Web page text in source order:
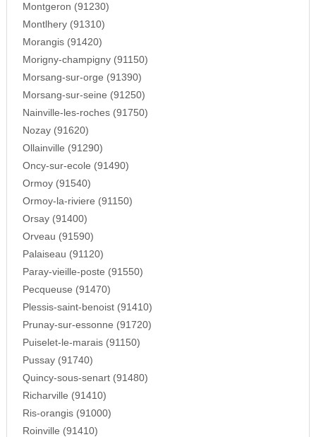
Montgeron (91230)
Montlhery (91310)
Morangis (91420)
Morigny-champigny (91150)
Morsang-sur-orge (91390)
Morsang-sur-seine (91250)
Nainville-les-roches (91750)
Nozay (91620)
Ollainville (91290)
Oncy-sur-ecole (91490)
Ormoy (91540)
Ormoy-la-riviere (91150)
Orsay (91400)
Orveau (91590)
Palaiseau (91120)
Paray-vieille-poste (91550)
Pecqueuse (91470)
Plessis-saint-benoist (91410)
Prunay-sur-essonne (91720)
Puiselet-le-marais (91150)
Pussay (91740)
Quincy-sous-senart (91480)
Richarville (91410)
Ris-orangis (91000)
Roinville (91410)